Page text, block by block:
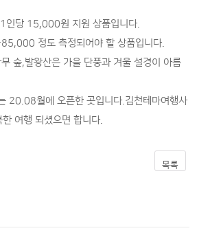
인당 15,000원 지원 상품입니다.​
정도 측정되어야 할 상품입니다.
숲,발왕산은 가을 단풍과 겨울 설경이 아름
20.08월에 오픈한 곳입니다.김천테마여행사
여행 되셨으면 합니다.
목록